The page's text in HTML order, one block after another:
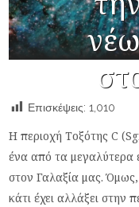
Επισκέψεις: 1,010
Η περιοχή Τοξότης C
ένα από τα
στον Γαλαξία μας.
κάτι έχει αλλάξει στην